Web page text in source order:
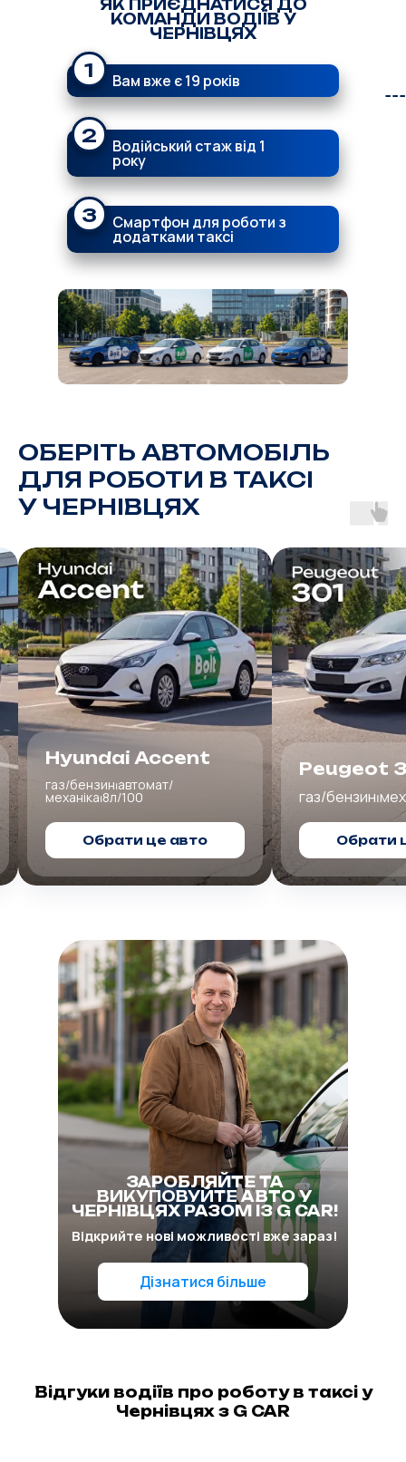
Смартфон для роботи з
додатками таксі
Водійський стаж від 1
року
Вам вже є 19 років
2
3
1
ЯК ПРИЄДНАТИСЯ ДО
КОМАНДИ ВОДІЇВ У
ЧЕРНІВЦЯХ
ОБЕРІТЬ АВТОМОБІЛЬ
ДЛЯ РОБОТИ В ТАКСІ
У ЧЕРНІВЦЯХ
Accent
це авто
Peugeot 301
газ/бензин⏐механіка⏐8л/100
Обрати це авто
Відкрийте нові можливості вже зараз!
ЗАРОБЛЯЙТЕ ТА
ВИКУПОВУЙТЕАВТО У
ЧЕРНІВЦЯХ РАЗОМ ІЗ G CAR!
Дізнатися більше
Відгуки водіїв про роботу в таксі у
Чернівцях з G CAR